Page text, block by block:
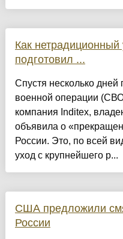
Как нетрадиционный
подготовил ...
Спустя несколько
военной операции
компания Inditex,
объявила о
России. Это, по всей
уход с крупнейшего р...
США предложили
России